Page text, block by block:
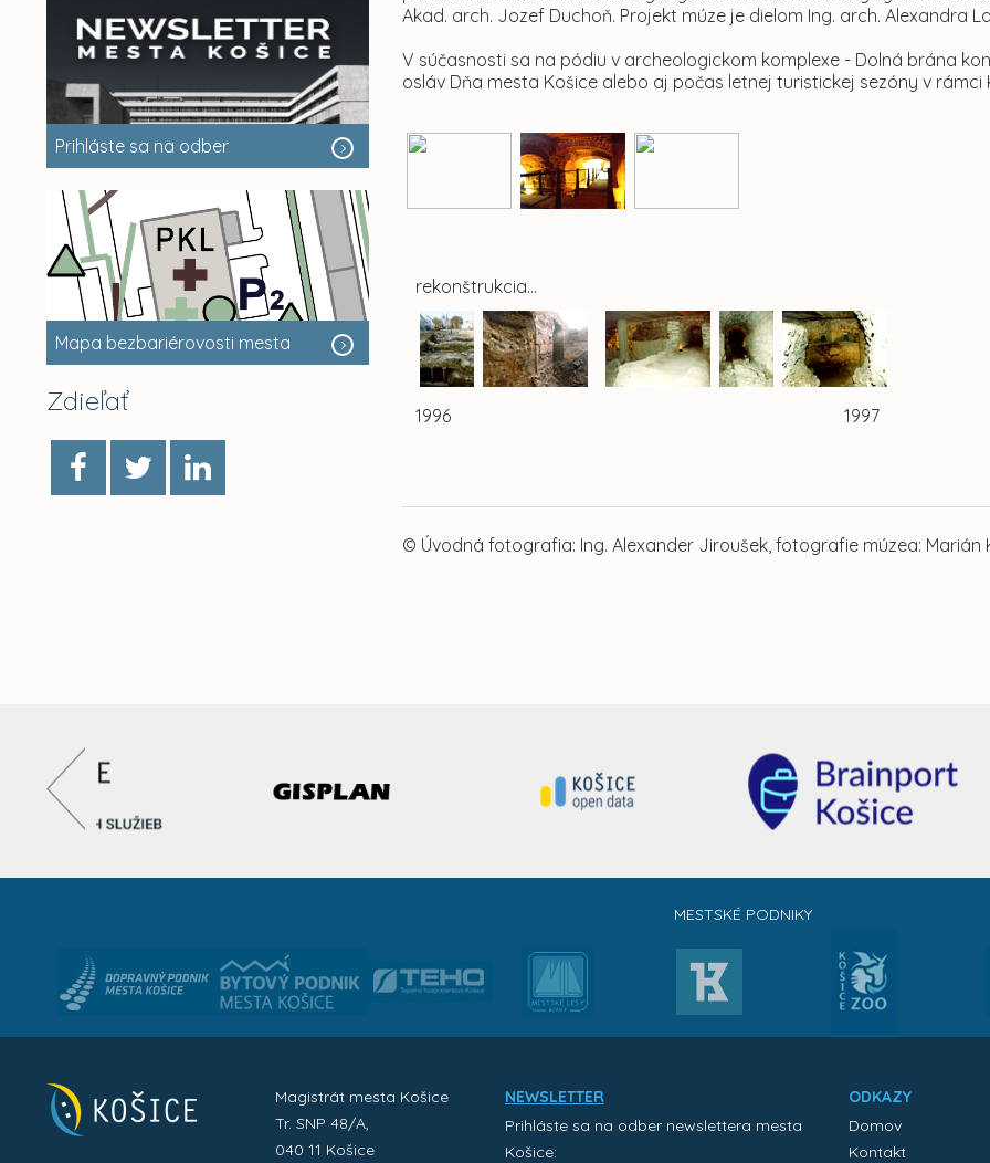
Prihláste sa na odber
Mapa bezbariérovosti mesta
Zdieľať
Akad. arch. Jozef Duchoň. Projekt múze je dielom Ing. arch. Alexandra
V súčasnosti sa na pódiu v archeologickom komplexe - Dolná brána
osláv Dňa mesta Košice alebo aj počas letnej turistickej sezóny v rámci
rekonštrukcia...
1996 1997
© Úvodná fotografia: Ing. Alexander Jiroušek, fotografie múzea: Marián
MESTSKÉ PODNIKY
Magistrát mesta Košice
Tr. SNP 48/A,
040 11 Košice
NEWSLETTER
Prihláste sa na odber newslettera mesta
Košice:
ODKAZY
Domov
Kontakt